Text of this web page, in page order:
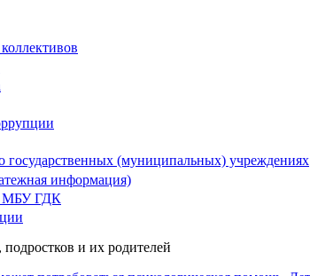
(муниципальных) учреждениях
информация)
МБУ ГДК
и их родителей